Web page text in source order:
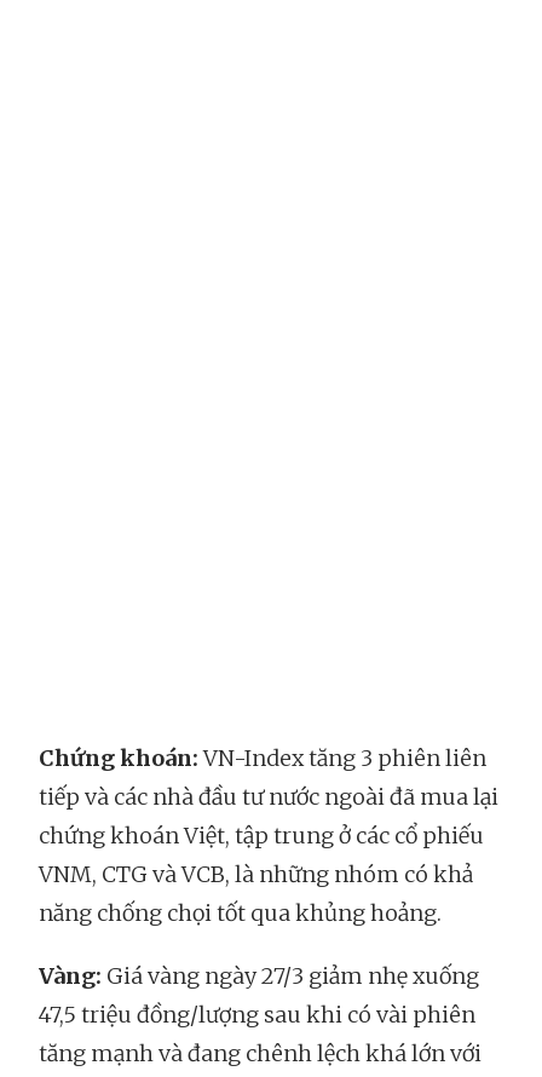
Chứng khoán:VN-Index tăng 3 phiên liên
tiếp và các nhà đầu tư nước ngoài đã mua lại
chứng khoán Việt, tập trung ở các cổ phiếu
VNM, CTG và VCB, là những nhóm có khả
năng chống chọi tốt qua khủng hoảng.
Vàng: Giá vàng ngày 27/3 giảm nhẹ xuống
47,5 triệu đồng/lượng sau khi có vài phiên
tăng mạnh và đang chênh lệch khá lớn với